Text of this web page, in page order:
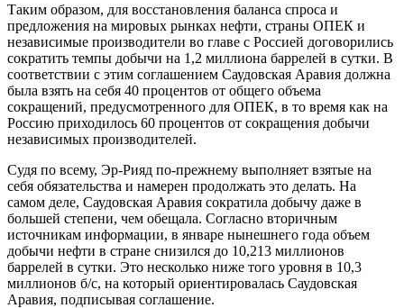
Таким образом, для восстановления баланса спроса и
предложения на мировых рынках нефти, страны ОПЕК и
независимые производители во главе с Россией договорились
сократить темпы добычи на 1,2 миллиона баррелей в сутки. В
соответствии с этим соглашением Саудовская Аравия должна
была взять на себя 40 процентов от общего объема
сокращений, предусмотренного для ОПЕК, в то время как на
Россию приходилось 60 процентов от сокращения добычи
независимых производителей.
Судя по всему, Эр-Рияд по-прежнему выполняет взятые на
себя обязательства и намерен продолжать это делать. На
самом деле, Саудовская Аравия сократила добычу даже в
большей степени, чем обещала. Согласно вторичным
источникам информации, в январе нынешнего года объем
добычи нефти в стране снизился до 10,213 миллионов
баррелей в сутки. Это несколько ниже того уровня в 10,3
миллионов б/с, на который ориентировалась Саудовская
Аравия, подписывая соглашение.